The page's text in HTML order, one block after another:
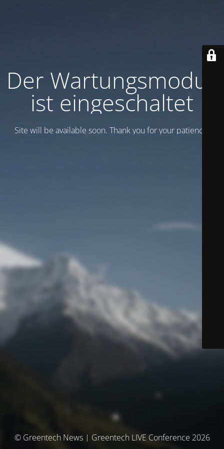
Der Wartungsmodus
ist eingeschaltet
Site will be available soon. Thank you for your patience!
© Greentech News | Greentech LIVE Conference 2026